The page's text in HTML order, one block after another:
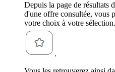
Depuis la page de résultats
d'une offre consultée, vous
votre choix à votre
.